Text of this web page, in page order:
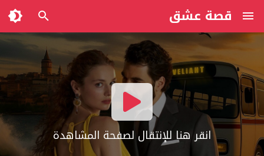
قصة عشق
انقر هنا للإنتقال لصفحة المشاهدة